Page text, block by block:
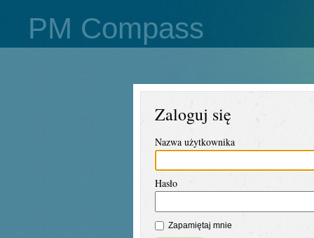
PM Compass
Zaloguj się
Nazwa użytkownika
Hasło
Zapamiętaj mnie